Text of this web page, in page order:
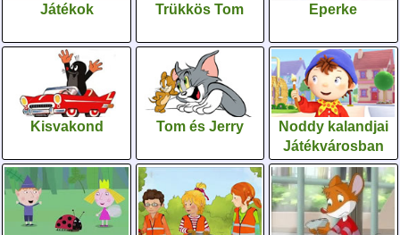
Játékok Trükkös Tom Eperke
Kisvakond Tom és Jerry
Noddy kalandjai
Játékvárosban